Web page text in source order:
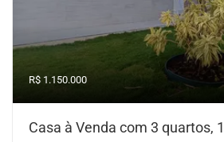
R$ 1.150.000
Casa à Venda com 3 quartos,